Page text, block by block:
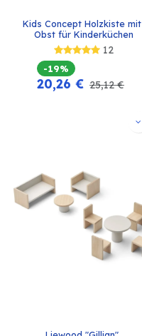
Kids Concept Holzkiste mit
Obst für Kinderküchen
12
-19%
20,26 € 25,12€